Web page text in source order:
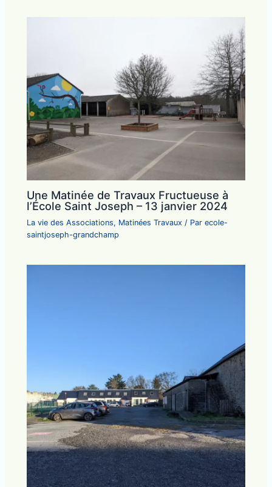
Une Matinée de Travaux Fructueuse à
l’École Saint Joseph – 13 janvier 2024
La vie des Associations, Matinées Travaux / Parecole-
saintjoseph-grandchamp